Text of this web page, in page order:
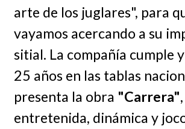
arte de los juglares", para
vayamos acercando a su
sitial. La compañía cumple
25 años en las tablas
presenta la obra "Carrera"
entretenida, dinámica y